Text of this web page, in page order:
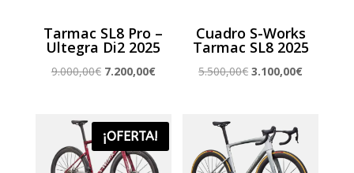
Tarmac SL8 Pro –
Ultegra Di2 2025
9.000,00€ El
era:
9.000,00€.
7.200,00€El
es:
7.200,00€.
Cuadro S-Works
Tarmac SL8 2025
5.500,00€ El
era:
5.500,00€.
3.100,00€El
¡OFERTA!